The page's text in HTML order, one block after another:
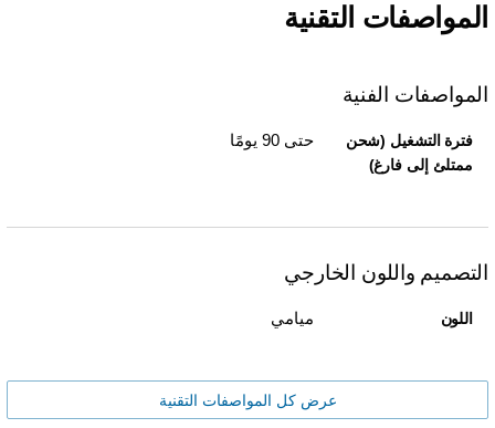
المواصفات التقنية
المواصفات الفنية
فترة التشغيل (شحن
ممتلئ إلى فارغ)
حتى 90 يومًا
التصميم واللون الخارجي
اللون ميامي
عرض كل المواصفات التقنية